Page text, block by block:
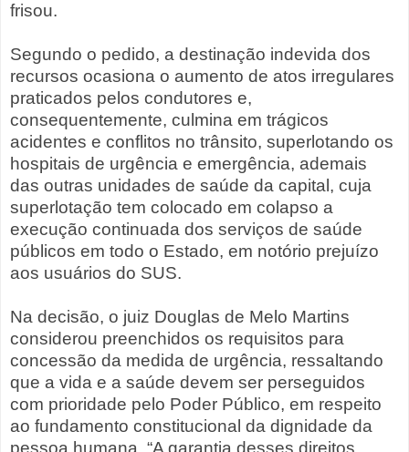
frisou.
Segundo o pedido, a destinação indevida dos
recursos ocasiona o aumento de atos irregulares
praticados pelos condutores e,
consequentemente, culmina em trágicos
acidentes e conflitos no trânsito, superlotando os
hospitais de urgência e emergência, ademais
das outras unidades de saúde da capital, cuja
superlotação tem colocado em colapso a
execução continuada dos serviços de saúde
públicos em todo o Estado, em notório prejuízo
aos usuários do SUS.
Na decisão, o juiz Douglas de Melo Martins
considerou preenchidos os requisitos para
concessão da medida de urgência, ressaltando
que a vida e a saúde devem ser perseguidos
com prioridade pelo Poder Público, em respeito
ao fundamento constitucional da dignidade da